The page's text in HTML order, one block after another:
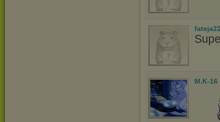
M.K-16